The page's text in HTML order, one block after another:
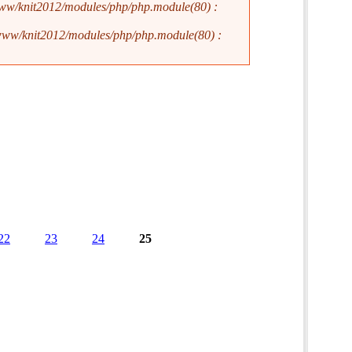
knit2012/modules/php/php.module(80) :
knit2012/modules/php/php.module(80) :
23 24 25